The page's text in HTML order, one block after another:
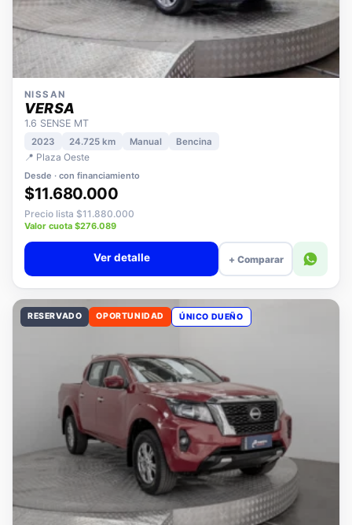
NISSAN
VERSA
1.6 SENSE MT
2023 24.725 km
📍 Plaza Oeste
Desde · con financiamiento
$11.680.000
Precio lista $11.880.000
Valor cuota $276.089
+ Comparar
RESERVADO OPORTUNIDAD